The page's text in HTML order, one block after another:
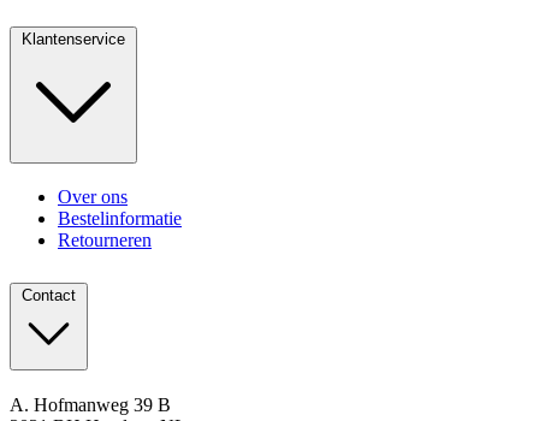
Klantenservice
Over ons
Bestelinformatie
Retourneren
Contact
A. Hofmanweg 39 B